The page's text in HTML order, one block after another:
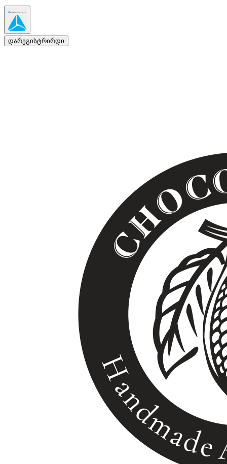
დარეგისტრირდი